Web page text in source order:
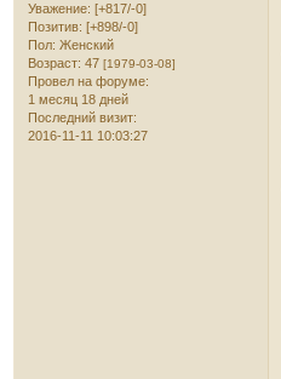
Уважение: [+817/-0]
Позитив: [+898/-0]
Пол: Женский
Возраст: 47[1979-03-08]
Провел на форуме:
1 месяц 18 дней
Последний визит:
2016-11-11 10:03:27